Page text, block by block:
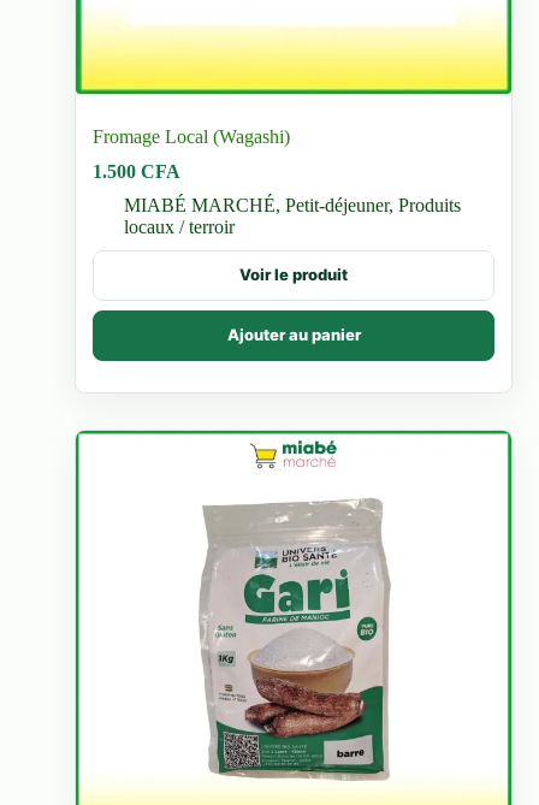
Fromage Local (Wagashi)
1.500CFA
MIABÉ MARCHÉ,Petit-déjeuner,Produits
locaux / terroir
Voir le produit
Ajouter au panier